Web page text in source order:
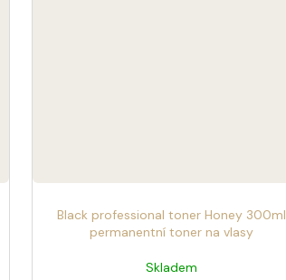
Black professional toner Honey 300ml
permanentní toner na vlasy
Skladem